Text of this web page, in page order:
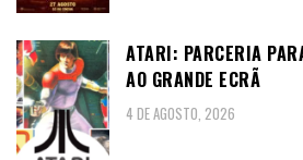
ATARI: PARCERIA
AO GRANDE ECRÃ
4 DE AGOSTO, 2026